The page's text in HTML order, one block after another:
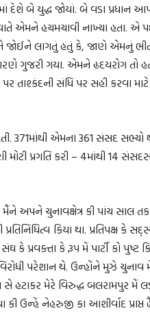
દેશે બે યુદ્ધ જોયાં. બે વડા પ્રધાન
એમને હચમચાવી નાખ્યા હતા. એ
જોઈને લાગતું હતું કે, જાણે એમનું
ગુજરી ગયા. એમને હૃદયરોગ તો
તાશ્કંદની સંધિ પર સહી કરવા
371માંથી એમના 361 સંસદ સભ્યો
પ્રગતિ કરી – 4માંથી 14
મૈંને અપને ચુનાવક્ષેત્ર કી પાંચ સાલ
કિયા થા. પ્રતિપક્ષ કે
કે પ્રવક્તા કે રૂપ મેં પાર્ટી કો પુષ્ટ
પરેશાન થે. ઉન્હોંને મુઝે ચુનાવ
સે હટાકર મેરે વિરુદ્ધ બલરામપુર મેં
ઉન્હેં નેહરુજી કા આશીર્વાદ પ્રાપ્ત